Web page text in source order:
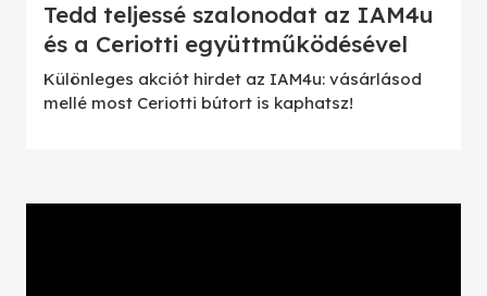
Tedd teljessé szalonodat az IAM4u
és a Ceriotti együttműködésével
Különleges akciót hirdet az IAM4u: vásárlásod
mellé most Ceriotti bútort is kaphatsz!